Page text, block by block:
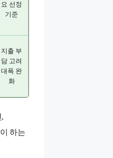
요 선정
기준
지출 부
담 고려
대폭 완
화
하는